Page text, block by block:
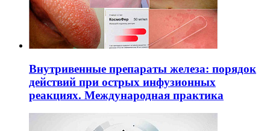
Внутривенные препараты железа: порядок
действий при острых инфузионных
реакциях. Международная практика